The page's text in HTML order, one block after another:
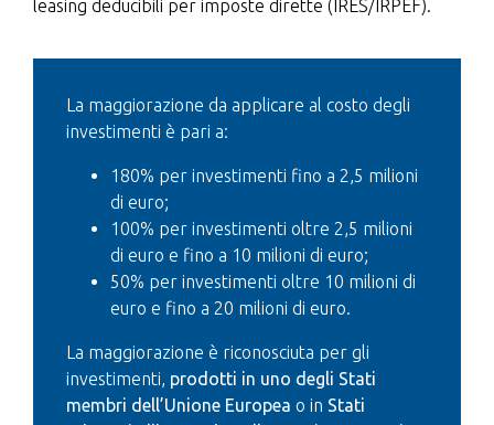
leasing deducibili per imposte dirette (IRES/IRPEF).
La maggiorazione da applicare al costo degli
investimenti è pari a:
180% per investimenti fino a 2,5 milioni
di euro;
100% per investimenti oltre 2,5 milioni
di euro e fino a 10 milioni di euro;
50% per investimenti oltre 10 milioni di
euro e fino a 20 milioni di euro.
La maggiorazione è riconosciuta per gli
investimenti, prodotti in uno degli Stati
membri dell’Unione Europea o in Stati